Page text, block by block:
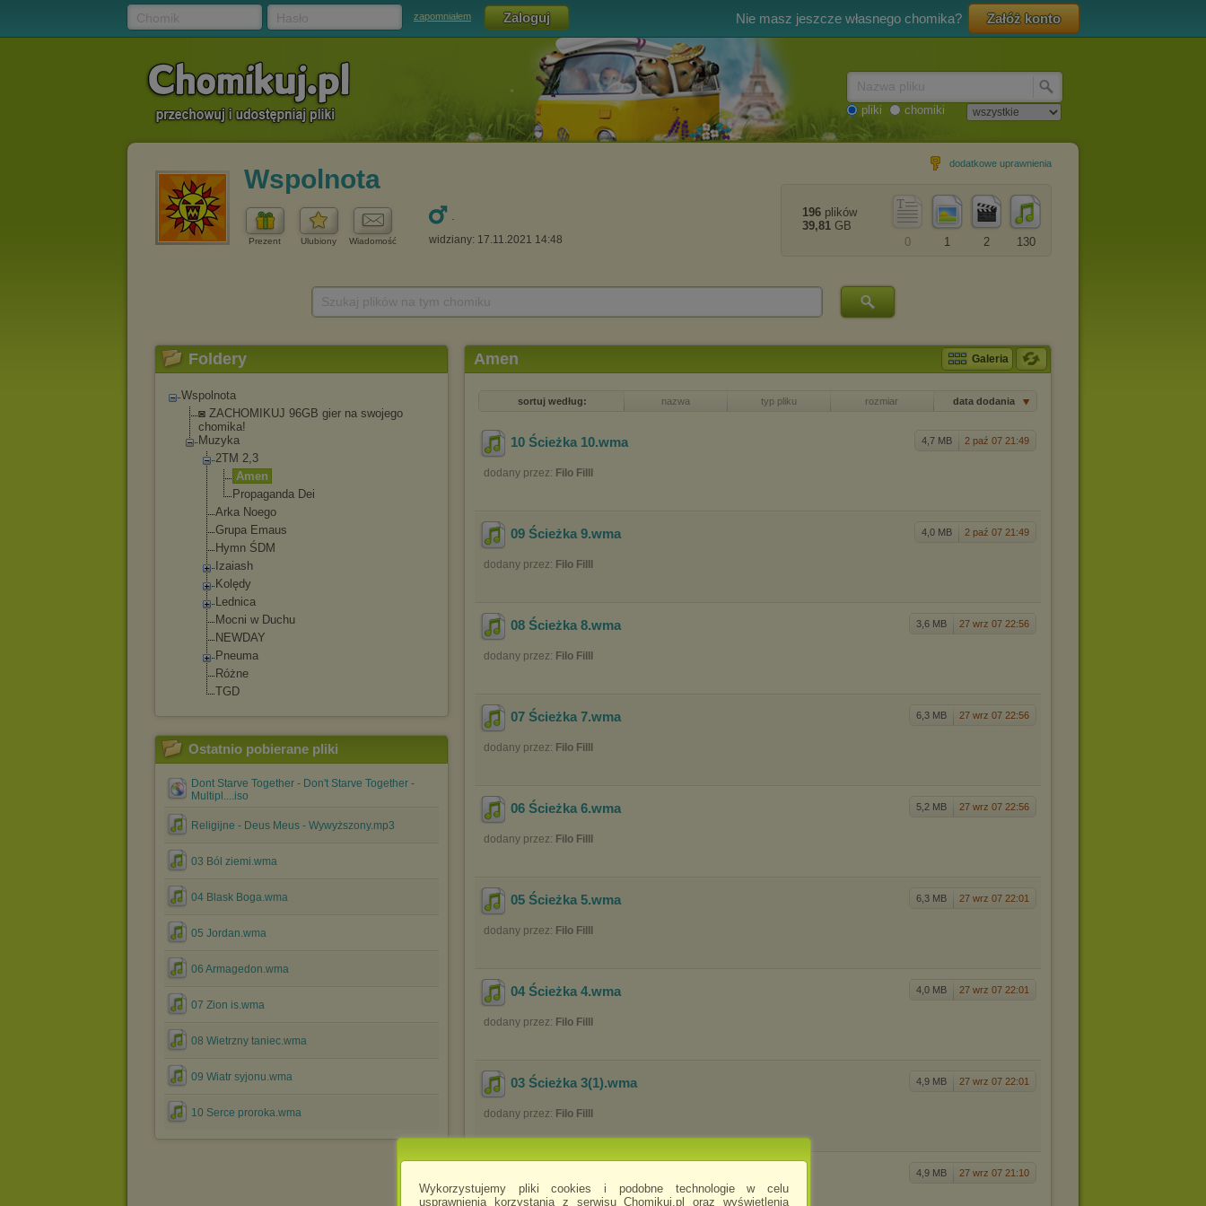
Wykorzystujemy pliki cookies i podobne technologie w celu
usprawnienia korzystania z serwisu Chomikuj.pl oraz wyświetlenia
zapomniałem Nie masz jeszcze własnego chomika? Załóż konto
pliki chomiki
Wspolnota
Prezent Ulubiony Wiadomość
.
widziany: 17.11.2021 14:48
dodatkowe uprawnienia
130
2
1
0
196 plików
39,81 GB
Foldery
Wspolnota
◙ ZACHOMIKUJ 96GB gier na swojego
chomika!
Muzyka
2TM 2,3
Amen
Propaganda Dei
Arka Noego
Grupa Emaus
Hymn ŚDM
Izaiash
Kolędy
Lednica
Mocni w Duchu
NEWDAY
Pneuma
Różne
TGD
Ostatnio pobierane pliki
Dont Starve Together - Don't Starve Together -
Multipl....iso
Religijne - Deus Meus - Wywyższony.mp3
03 Ból ziemi.wma
04 Blask Boga.wma
05 Jordan.wma
06 Armagedon.wma
07 Zion is.wma
08 Wietrzny taniec.wma
09 Wiatr syjonu.wma
10 Serce proroka.wma
Amen Galeria
sortuj według: nazwa typ pliku rozmiar data dodania
4,7 MB 2 paź 07 21:49
10 Ścieżka 10.wma
dodany przez: Filo Filll
4,0 MB 2 paź 07 21:49
09 Ścieżka 9.wma
dodany przez: Filo Filll
3,6 MB 27 wrz 07 22:56
08 Ścieżka 8.wma
dodany przez: Filo Filll
6,3 MB 27 wrz 07 22:56
07 Ścieżka 7.wma
dodany przez: Filo Filll
5,2 MB 27 wrz 07 22:56
06 Ścieżka 6.wma
dodany przez: Filo Filll
6,3 MB 27 wrz 07 22:01
05 Ścieżka 5.wma
dodany przez: Filo Filll
4,0 MB 27 wrz 07 22:01
04 Ścieżka 4.wma
dodany przez: Filo Filll
4,9 MB 27 wrz 07 22:01
03 Ścieżka 3(1).wma
dodany przez: Filo Filll
4,9 MB 27 wrz 07 21:10